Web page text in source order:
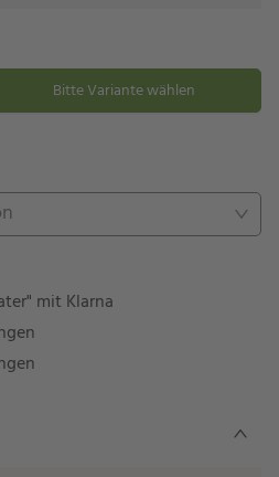
entfernen
Bitte Variante wählen
mit Klarna